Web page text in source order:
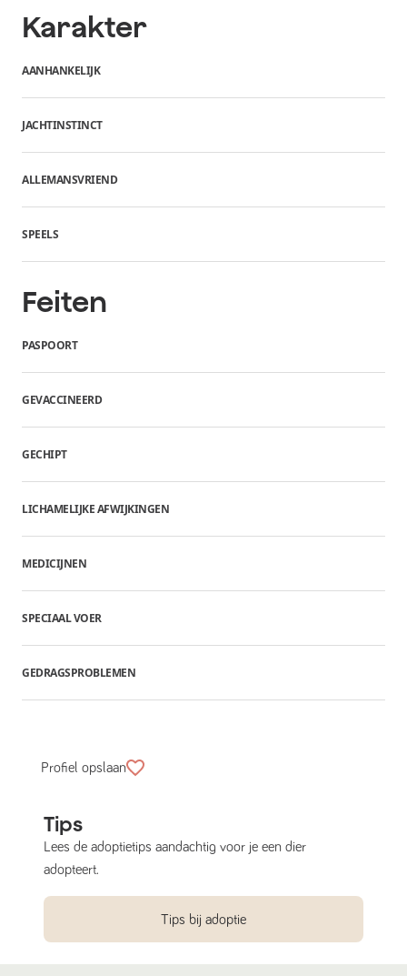
Karakter
AANHANKELIJK
JACHTINSTINCT
ALLEMANSVRIEND
SPEELS
Feiten
PASPOORT
GEVACCINEERD
GECHIPT
LICHAMELIJKE AFWIJKINGEN
MEDICIJNEN
SPECIAAL VOER
GEDRAGSPROBLEMEN
Profiel opslaan
Tips
Lees de adoptietips aandachtig voor je een dier
adopteert.
Tips bij adoptie